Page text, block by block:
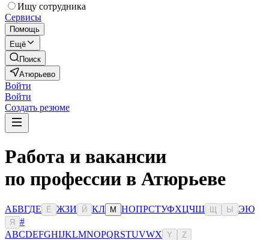
Ищу сотрудника
Сервисы
Помощь
Ещё
Поиск
Атюрьево
Войти
Войти
Создать резюме
Работа и вакансии
по профессии в Атюрьеве
АБВГДЕ Ё ЖЗИ Й КЛ М НОПРСТУФХЦЧШ Ы ЭЮ
Я
#
ABCDEFGHIJKLMNOPQRSTUVWX Y Z